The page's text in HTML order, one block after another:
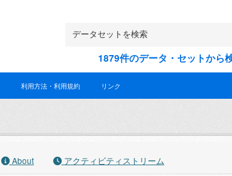
1879件のデータ・セットから
利用方法・利用規約 リンク
About アクティビティストリーム